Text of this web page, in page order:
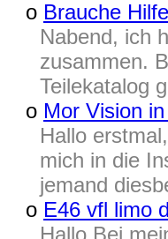
o Brauche
Nabend, ich
zusammen.
Teilekatalog
o Mor Vision
Hallo
mich in die
jemand
o E46 vfl limo
Hallo Bei